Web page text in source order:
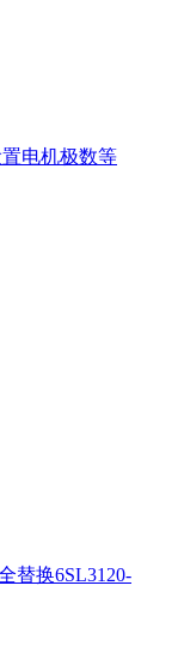
置电机极数等
替换6SL3120-